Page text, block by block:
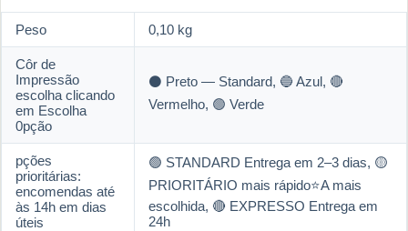
Peso 0,10 kg
Côr de
Impressão
escolha clicando
em Escolha
0pção
⚫ Preto — Standard, 🔵 Azul, 🔴
Vermelho, 🟢 Verde
pções
prioritárias:
encomendas até
às 14h em dias
úteis
🟢 STANDARD Entrega em 2–3 dias, 🟡
PRIORITÁRIO mais rápido⭐A mais
escolhida, 🔴 EXPRESSO Entrega em
24h